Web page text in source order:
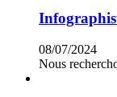
08/07/2024
Nous